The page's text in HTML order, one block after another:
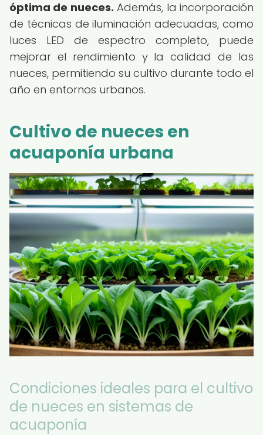
óptima de nueces. Además, la incorporación
de técnicas de iluminación adecuadas, como
luces LED de espectro completo, puede
mejorar el rendimiento y la calidad de las
nueces, permitiendo su cultivo durante todo el
año en entornos urbanos.
Cultivo de nueces en
acuaponía urbana
Condiciones ideales para el cultivo
de nueces en sistemas de
acuaponía